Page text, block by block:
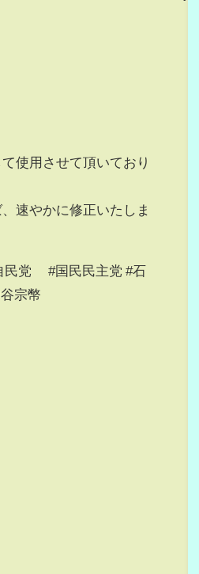
使用させて頂いており
速やかに修正いたしま
党 #国民民主党 #石
宗幣